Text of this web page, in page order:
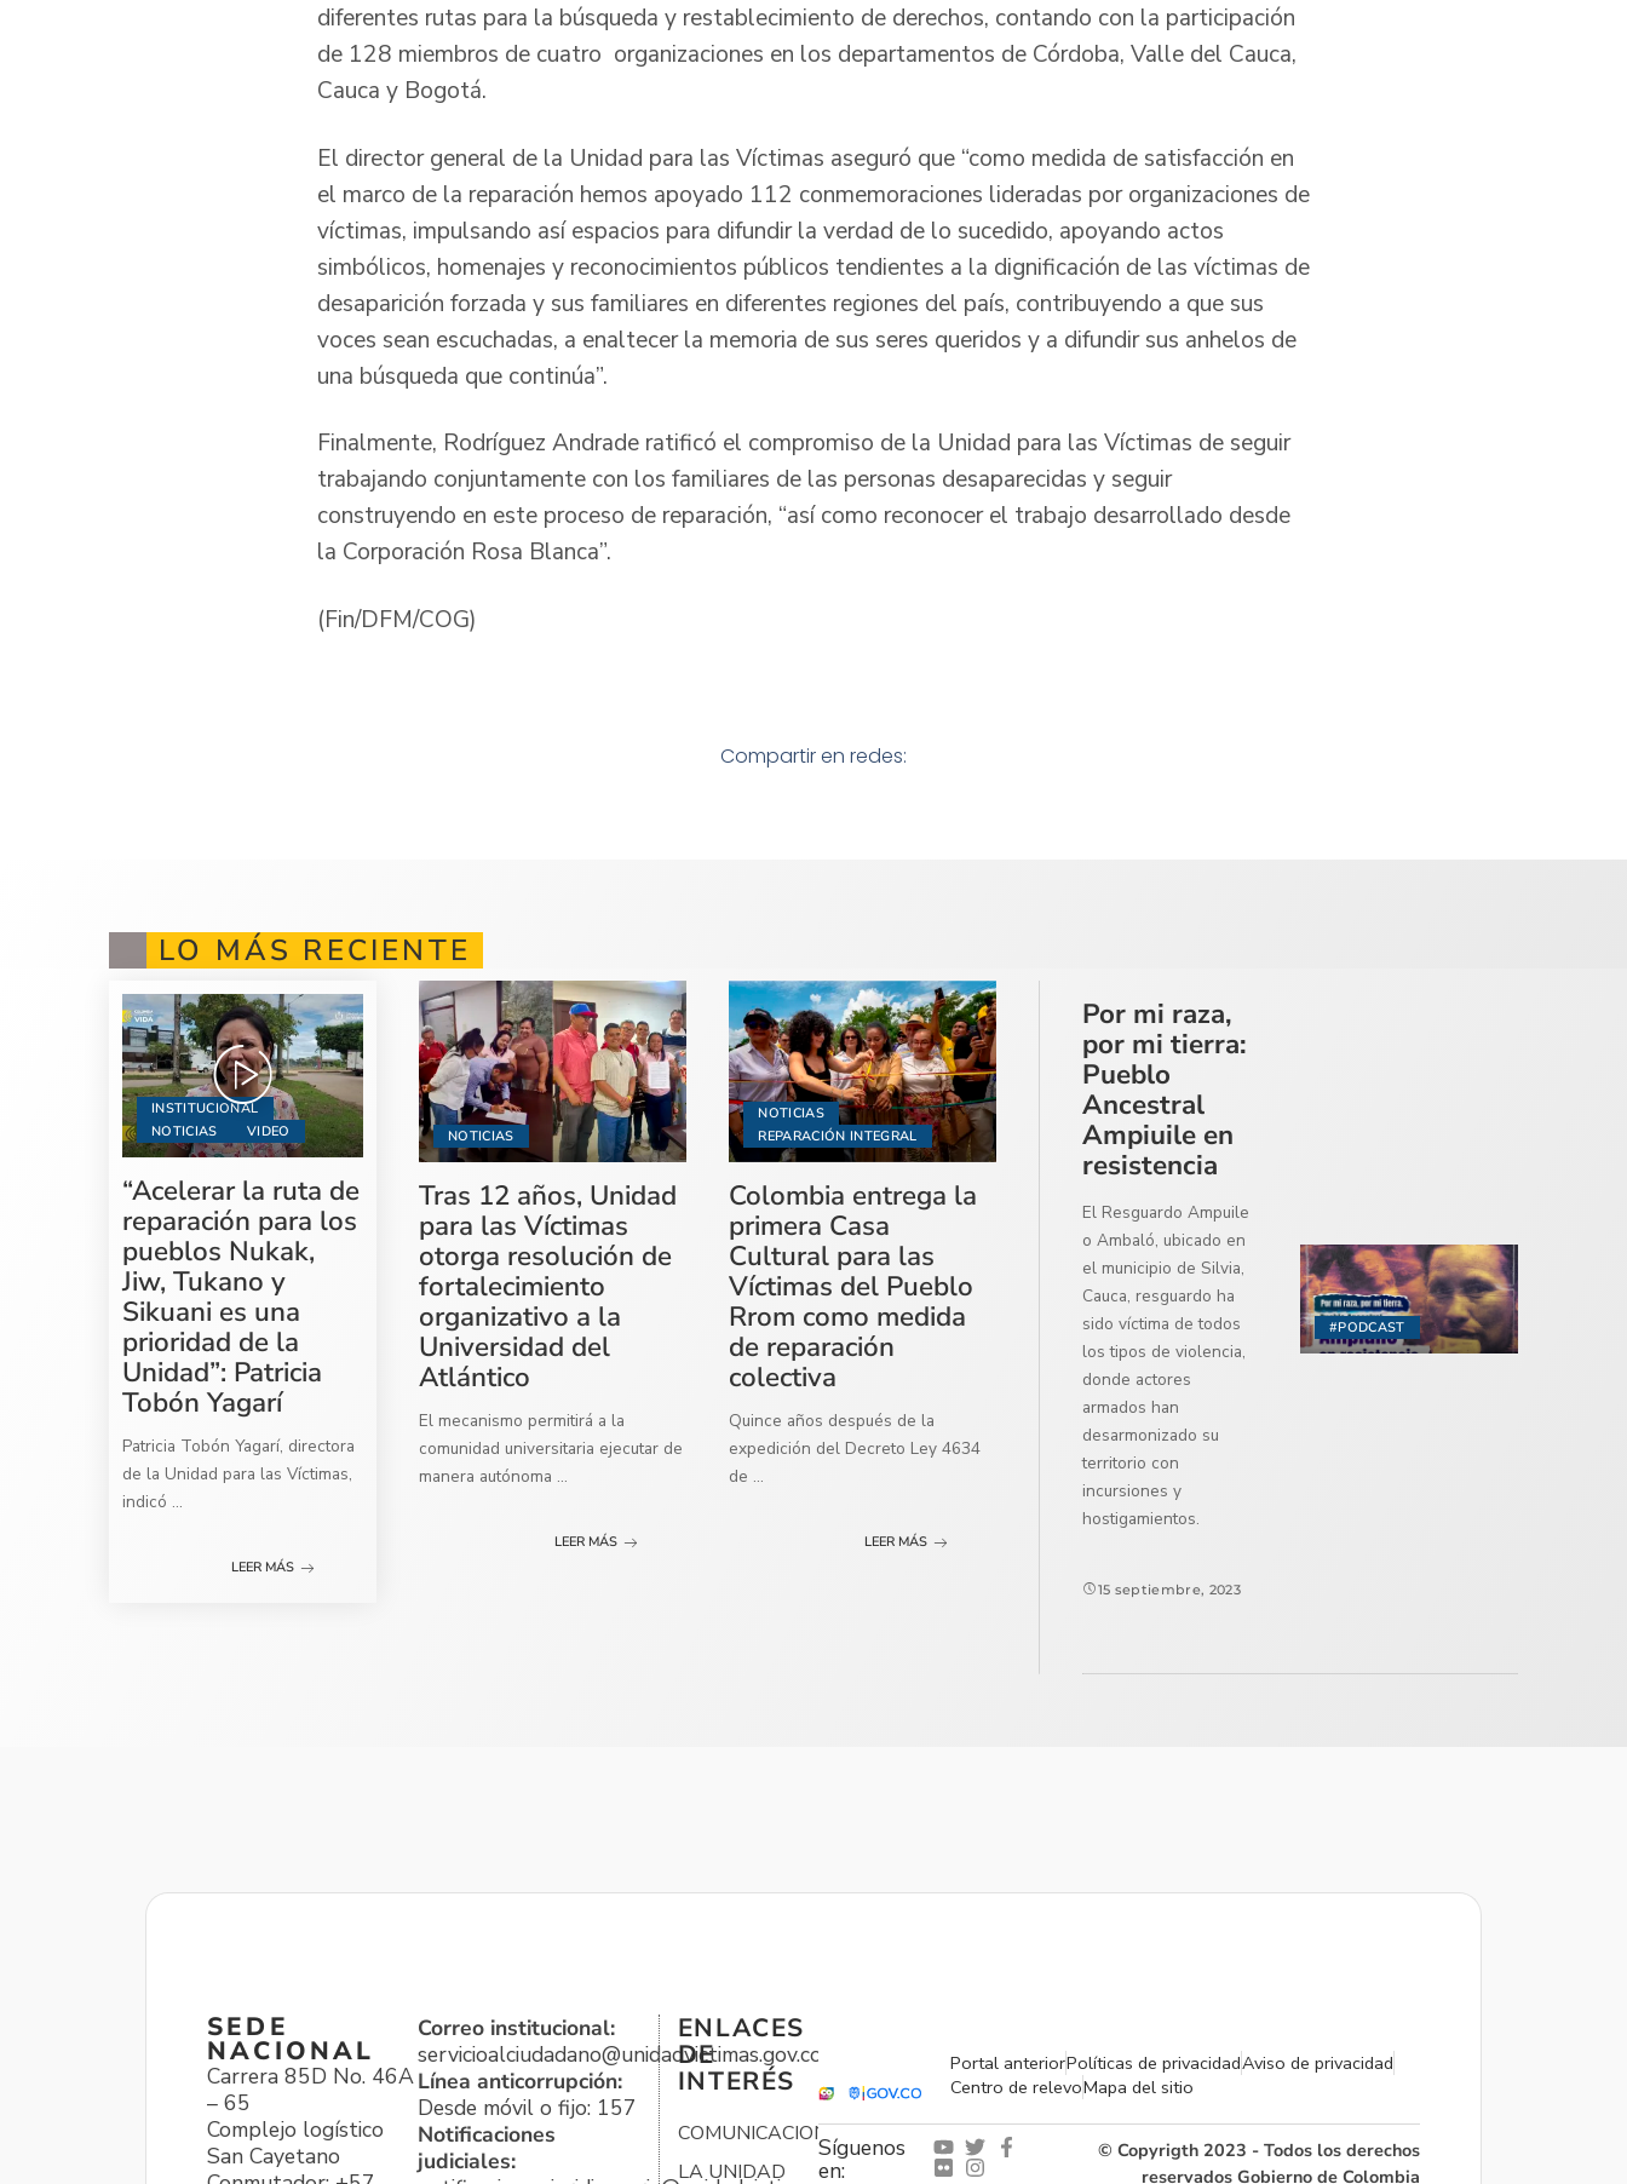
diferentes rutas para la búsqueda y restablecimiento de derechos, contando con la participación
de 128 miembros de cuatro organizaciones en los departamentos de Córdoba, Valle del Cauca,
Cauca y Bogotá.
El director general de la Unidad para las Víctimas aseguró que “como medida de satisfacción en
el marco de la reparación hemos apoyado 112 conmemoraciones lideradas por organizaciones de
víctimas, impulsando así espacios para difundir la verdad de lo sucedido, apoyando actos
simbólicos, homenajes y reconocimientos públicos tendientes a la dignificación de las víctimas de
desaparición forzada y sus familiares en diferentes regiones del país, contribuyendo a que sus
voces sean escuchadas, a enaltecer la memoria de sus seres queridos y a difundir sus anhelos de
una búsqueda que continúa”.
Finalmente, Rodríguez Andrade ratificó el compromiso de la Unidad para las Víctimas de seguir
trabajando conjuntamente con los familiares de las personas desaparecidas y seguir
construyendo en este proceso de reparación, “así como reconocer el trabajo desarrollado desde
la Corporación Rosa Blanca”.
(Fin/DFM/COG)
Compartir en redes:
LO MÁS RECIENTE
INSTITUCIONAL
NOTICIAS
VIDEO
“Acelerar la ruta de
reparación para los
pueblos Nukak,
Jiw, Tukano y
Sikuani es una
prioridad de la
Unidad”: Patricia
Tobón Yagarí
Patricia Tobón Yagarí, directora
de la Unidad para las Víctimas,
indicó ...
LEER MÁS
NOTICIAS
Tras 12 años, Unidad
para las Víctimas
otorga resolución de
fortalecimiento
organizativo a la
Universidad del
Atlántico
El mecanismo permitirá a la
comunidad universitaria ejecutar de
manera autónoma ...
LEER MÁS
NOTICIAS
REPARACIÓN INTEGRAL
Colombia entrega la
primera Casa
Cultural para las
Víctimas del Pueblo
Rrom como medida
de reparación
colectiva
Quince años después de la
expedición del Decreto Ley 4634
de ...
LEER MÁS
#PODCAST
Por mi raza,
por mi tierra:
Pueblo
Ancestral
Ampiuile en
resistencia
El Resguardo Ampuile
o Ambaló, ubicado en
el municipio de Silvia,
Cauca, resguardo ha
sido víctima de todos
los tipos de violencia,
donde actores
armados han
desarmonizado su
territorio con
incursiones y
hostigamientos.
15 septiembre, 2023
SEDE
NACIONAL
Carrera 85D No. 46A
– 65
Complejo logístico
San Cayetano
Correo institucional:
servicioalciudadano@unidadvictimas.gov.co
Línea anticorrupción:
Desde móvil o fijo: 157
Notificaciones
judiciales:
ENLACES
DE
INTERÉS
COMUNICACIONES
LA UNIDAD
Portal anteriorPolíticas de privacidadAviso de privacidad
Centro de relevoMapa del sitio
Síguenos
en:
© Copyrigth 2023 - Todos los derechos
reservados Gobierno de Colombia